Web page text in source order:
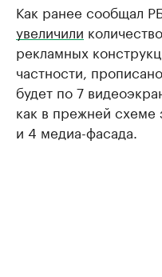
Как ранее сообщал
увеличили
рекламных
частности,
будет по 7
как в прежней схеме
и 4 медиа-фасада.